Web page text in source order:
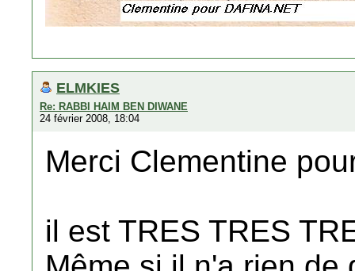
ELMKIES
Re: RABBI HAIM BEN DIWANE
24 février 2008, 18:04
Merci Clementine
il est TRES TRES